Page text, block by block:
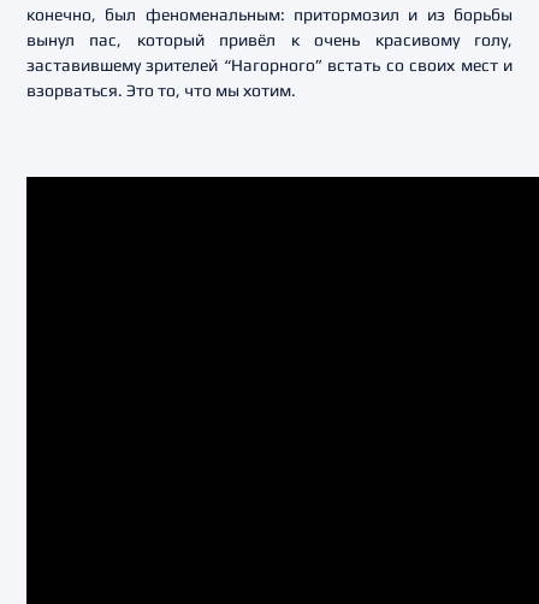
конечно, был феноменальным: притормозил и из борьбы
вынул пас, который привёл к очень красивому голу,
заставившему зрителей “Нагорного” встать со своих мест и
взорваться. Это то, что мы хотим.